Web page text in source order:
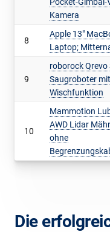
Kamera
8
Apple 13"
Laptop;
9
roborock Qrevo
Saugroboter mit
Wischfunktion
10
Mammotion
AWD Lidar
ohne
Die